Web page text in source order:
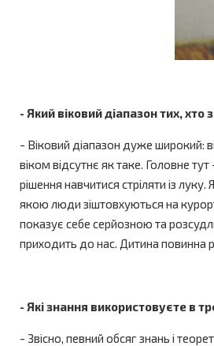
- Який віковий діапазон тих, хто
- Віковий діапазон дуже широкий:
віком відсутнє як таке. Головне
рішення навчитися стріляти із
якою люди зіштовхуються на
показує себе серйозною та
приходить до нас. Дитина повинна
- Які знання використовуєте в
- Звісно, певний обсяг знань і